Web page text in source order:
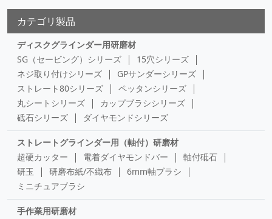
カテゴリ製品
ディスクグラインダー用研磨材
SG（セービング）シリーズ
15穴シリーズ
ネジ取り付けシリーズ
GPサンダーシリーズ
ストレート80シリーズ
ペッタンシリーズ
丸シートシリーズ
カップブラシシリーズ
砥石シリーズ
ダイヤモンドシリーズ
ストレートグラインダー用（軸付）研磨材
超硬カッター
電着ダイヤモンドバー
軸付砥石
研玉
研磨布紙/不織布
6mm軸ブラシ
ミニチュアブラシ
手作業用研磨材